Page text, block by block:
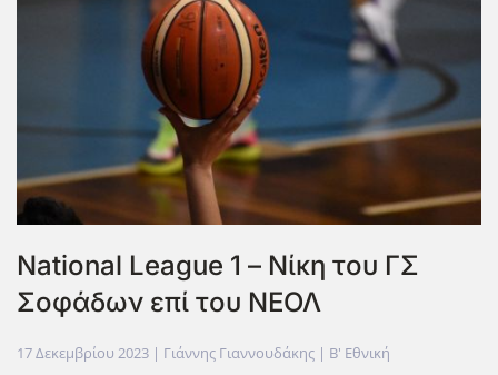
National League 1 – Νίκη του ΓΣ
Σοφάδων επί του ΝΕΟΛ
17 Δεκεμβρίου 2023 | Γιάννης Γιαννουδάκης | Β' Εθνική